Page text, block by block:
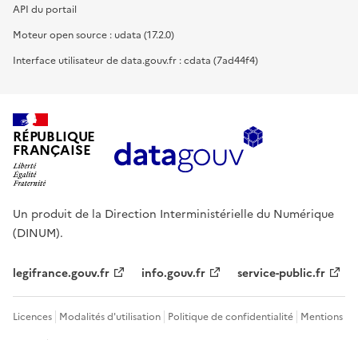
API du portail
Moteur open source : udata (17.2.0)
Interface utilisateur de data.gouv.fr : cdata (7ad44f4)
RÉPUBLIQUE
FRANÇAISE
Un produit de la Direction Interministérielle du Numérique
(DINUM).
legifrance.gouv.fr info.gouv.fr service-public.fr
Licences Modalités d'utilisation Politique de confidentialité Mentions